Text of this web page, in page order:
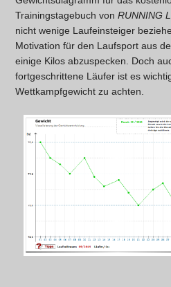
Trainingstagebuch von RUNNING
nicht wenige Laufeinsteiger
Motivation für den Laufsport aus
einige Kilos abzuspecken. Doch
fortgeschrittene Läufer ist es
Wettkampfgewicht zu achten.